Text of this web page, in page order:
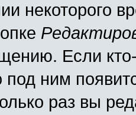
некоторого
Если
ним
раз вы